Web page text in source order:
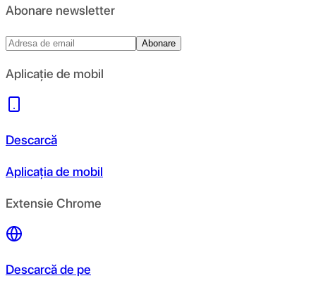
Abonare newsletter
Abonare
Aplicație de mobil
Descarcă
Aplicația de mobil
Extensie Chrome
Descarcă de pe